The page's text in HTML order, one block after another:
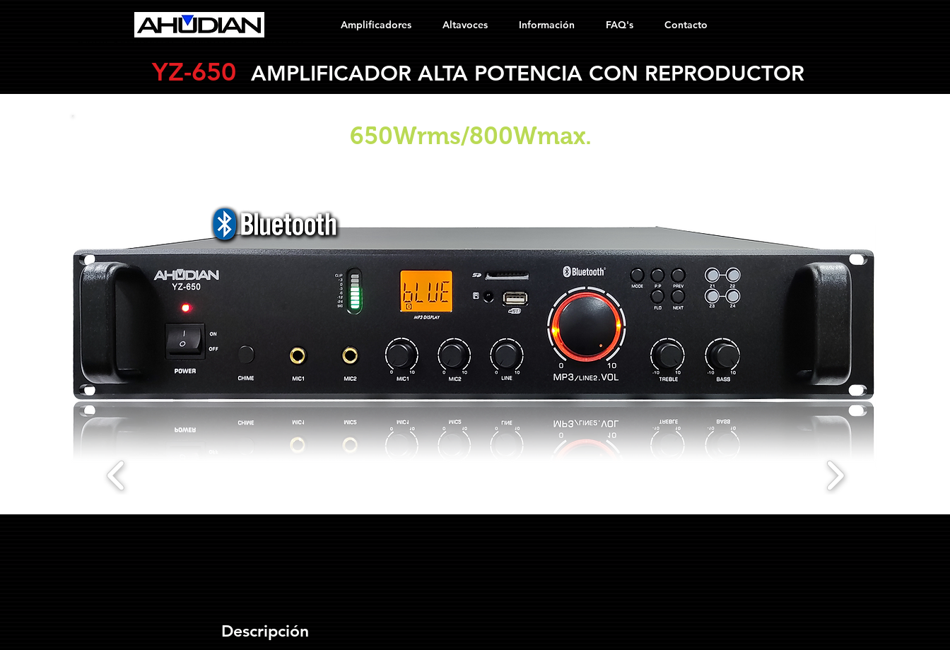
Amplificadores Altavoces Información FAQ's Contacto
YZ-650 AMPLIFICADOR ALTA POTENCIA CON REPRODUCTOR
650Wrms/800Wmax.
Descripción